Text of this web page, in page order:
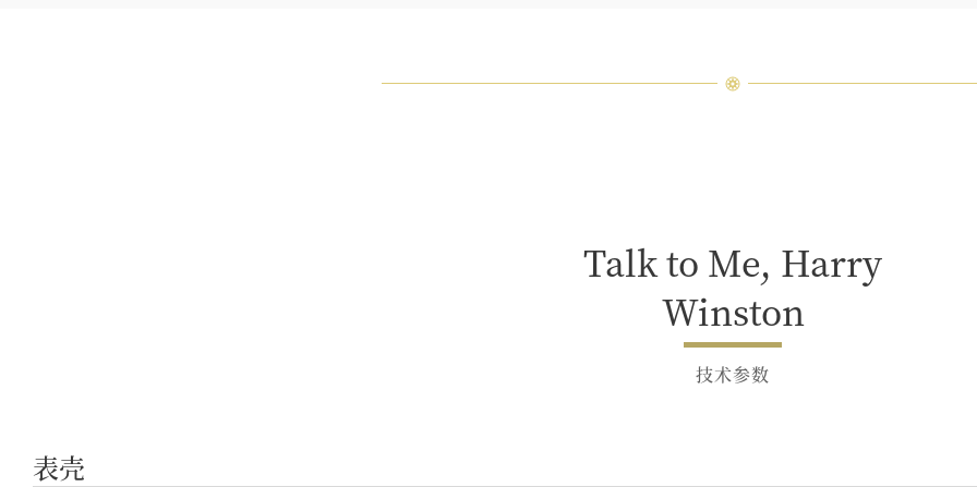
Talk to Me, Harry
Winston
技术参数
表壳